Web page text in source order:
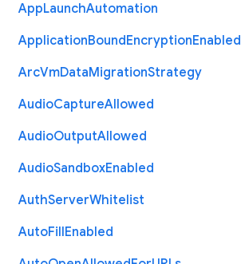
AppLaunchAutomation
ApplicationBoundEncryptionEnabled
ArcVmDataMigrationStrategy
AudioCaptureAllowed
AudioOutputAllowed
AudioSandboxEnabled
AuthServerWhitelist
AutoFillEnabled